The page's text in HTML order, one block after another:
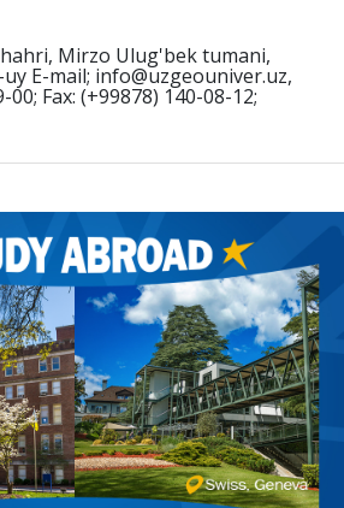
Mirzo Ulug'bek tumani,
E-mail; info@uzgeouniver.uz,
Fax: (+99878) 140-08-12;